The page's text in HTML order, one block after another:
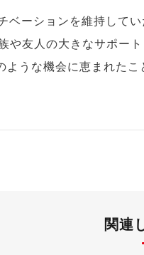
ベーションを維持して
や友人の大きなサポー
ような機会に恵まれた
関連